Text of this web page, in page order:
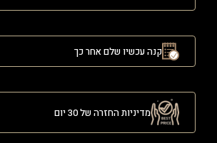
קנה עכשיו שלם אחר כך
מדיניות החזרה של 30 יום